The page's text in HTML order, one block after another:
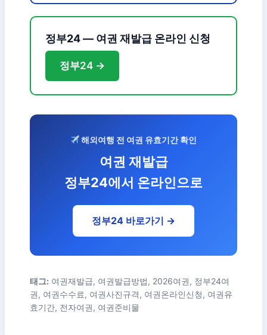
정부24 — 여권 재발급 온라인 신청
정부24 →
해외여행 전 여권 유효기간 확인
여권 재발급
정부24에서 온라인으로
정부24 바로가기 →
태그: 여권재발급, 여권발급방법, 2026여권, 정부24여
권, 여권수수료, 여권사진규격, 여권온라인신청, 여권유
효기간, 전자여권, 여권준비물